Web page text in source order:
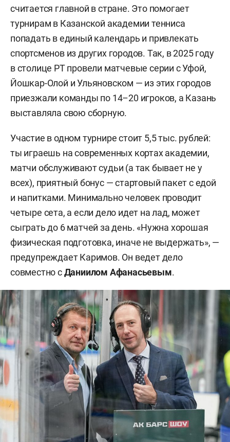
считается главной в стране. Это помогает
турнирам в Казанской академии тенниса
попадать в единый календарь и привлекать
спортсменов из других городов. Так, в 2025 году
в столице РТ провели матчевые серии с Уфой,
Йошкар-Олой и Ульяновском — из этих городов
приезжали команды по 14–20 игроков, а Казань
выставляла свою сборную.
Участие в одном турнире стоит 5,5 тыс. рублей:
ты играешь на современных кортах академии,
матчи обслуживают судьи (а так бывает не у
всех), приятный бонус — стартовый пакет с едой
и напитками. Минимально человек проводит
четыре сета, а если дело идет на лад, может
сыграть до 6 матчей за день. «Нужна хорошая
физическая подготовка, иначе не выдержать», —
предупреждает Каримов. Он ведет дело
совместно сДаниилом Афанасьевым.